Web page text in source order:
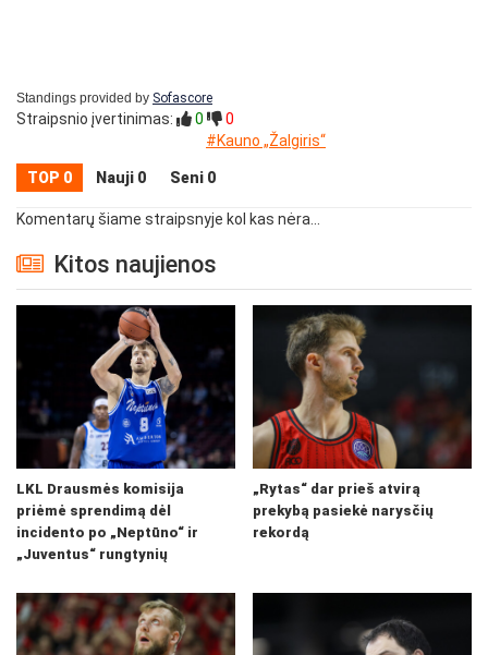
Standings provided by Sofascore
Straipsnio įvertinimas: 0
0
#Kauno „Žalgiris“
TOP 0 Nauji 0 Seni 0
Komentarų šiame straipsnyje kol kas nėra...
Kitos naujienos
LKL Drausmės komisija
priėmė sprendimą dėl
incidento po „Neptūno“ ir
„Juventus“ rungtynių
„Rytas“ dar prieš atvirą
prekybą pasiekė narysčių
rekordą